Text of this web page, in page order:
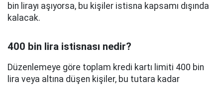
bin lirayı aşıyorsa, bu kişiler istisna kapsamı dışında
kalacak.
400 bin lira istisnası nedir?
Düzenlemeye göre toplam kredi kartı limiti 400 bin
lira veya altına düşen kişiler, bu tutara kadar